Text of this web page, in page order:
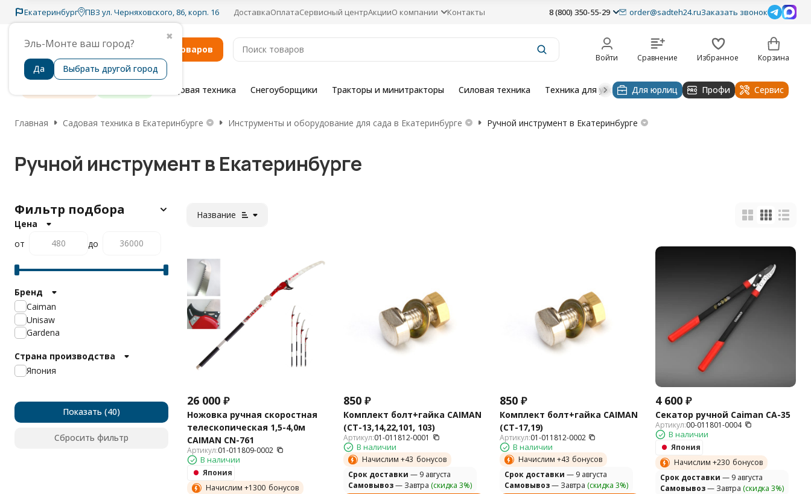
Екатеринбург
✖
Эль-Монте ваш город?
Да Выбрать другой город
ПВЗ ул. Черняховского, 86, корп. 16 ДоставкаОплатаСервисный центрАкцииО компании Контакты 8 (800) 350-55-29 order@sadteh24.ruЗаказать звонок
Каталог товаров
Войти Сравнение Избранное Корзина
Садовая техника Снегоуборщики Тракторы и минитракторы Силовая техника Техника для уборки Строительная техника
Для юрлиц Профи Сервис
Главная Садовая техника в Екатеринбурге Инструменты и оборудование для сада в Екатеринбурге Ручной инструмент в Екатеринбурге
Ручной инструмент в Екатеринбурге
Название
26 000 ₽
Ножовка ручная скоростная
телескопическая 1,5-4,0м
CAIMAN СN-761
Артикул:01-011809-0002
В наличии
Япония
Начислим +1300 бонусов
850 ₽
Комплект болт+гайка CAIMAN
(CT-13,14,22,101, 103)
Артикул:01-011812-0001
В наличии
Начислим +43 бонусов
Cрок доставки — 9 августа
Самовывоз— Завтра (скидка 3%)
850 ₽
Комплект болт+гайка CAIMAN
(CT-17,19)
Артикул:01-011812-0002
В наличии
Начислим +43 бонусов
Cрок доставки — 9 августа
Самовывоз— Завтра (скидка 3%)
4 600 ₽
Секатор ручной Caiman CA-35
Артикул:00-011801-0004
В наличии
Япония
Начислим +230 бонусов
Cрок доставки — 9 августа
Самовывоз— Завтра (скидка 3%)
Фильтр подбора
Цена
от
до
Бренд
Caiman
Unisaw
Gardena
Страна производства
Япония
Показать
Сбросить фильтр